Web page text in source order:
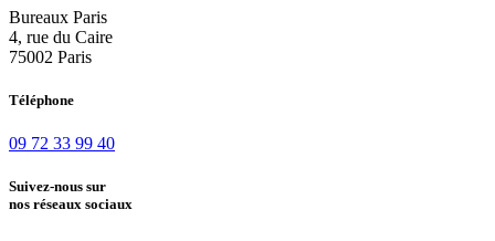
Bureaux Paris
4, rue du Caire
75002 Paris
Téléphone
09 72 33 99 40
Suivez-nous sur
nos réseaux sociaux